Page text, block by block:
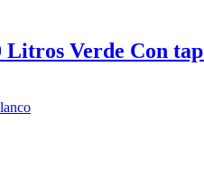
Litros Verde Con